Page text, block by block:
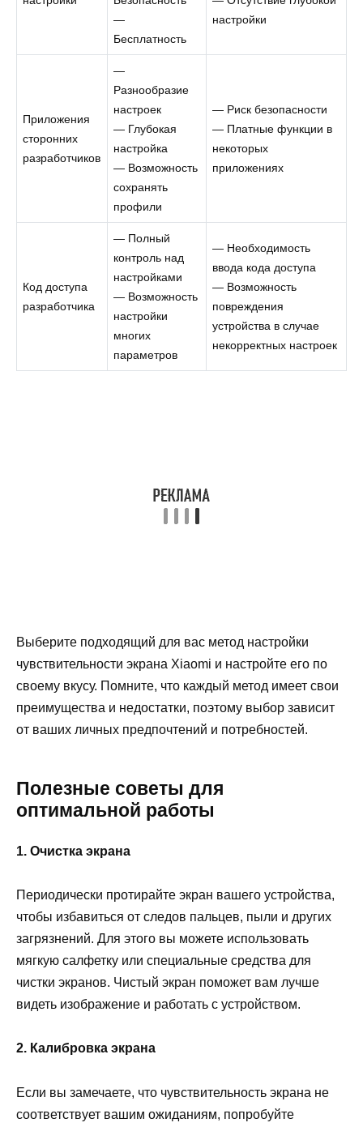
—
Бесплатность
настройки
Приложения
сторонних
разработчиков
—
Разнообразие
настроек
— Глубокая
настройка
— Возможность
сохранять
профили
— Риск безопасности
— Платные функции в
некоторых
приложениях
Код доступа
разработчика
— Полный
контроль над
настройками
— Возможность
настройки
многих
параметров
— Необходимость
ввода кода доступа
— Возможность
повреждения
устройства в случае
некорректных настроек
Выберите подходящий для вас метод настройки
чувствительности экрана Xiaomi и настройте его по
своему вкусу. Помните, что каждый метод имеет свои
преимущества и недостатки, поэтому выбор зависит
от ваших личных предпочтений и потребностей.
Полезные советы для
оптимальной работы
1. Очистка экрана
Периодически протирайте экран вашего устройства,
чтобы избавиться от следов пальцев, пыли и других
загрязнений. Для этого вы можете использовать
мягкую салфетку или специальные средства для
чистки экранов. Чистый экран поможет вам лучше
видеть изображение и работать с устройством.
2. Калибровка экрана
Если вы замечаете, что чувствительность экрана не
соответствует вашим ожиданиям, попробуйте